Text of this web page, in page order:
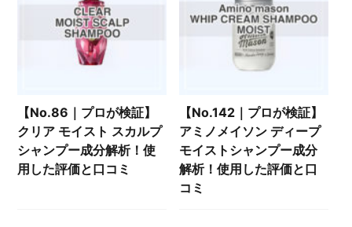
【No.86｜プロが検証】
クリア モイスト スカルプ
シャンプー成分解析！使
用した評価と口コミ
【No.142｜プロが検証】
アミノメイソン ディープ
モイストシャンプー成分
解析！使用した評価と口
コミ